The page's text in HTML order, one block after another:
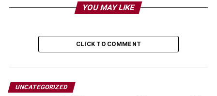
YOU MAY LIKE
CLICK TO COMMENT
UNCATEGORIZED